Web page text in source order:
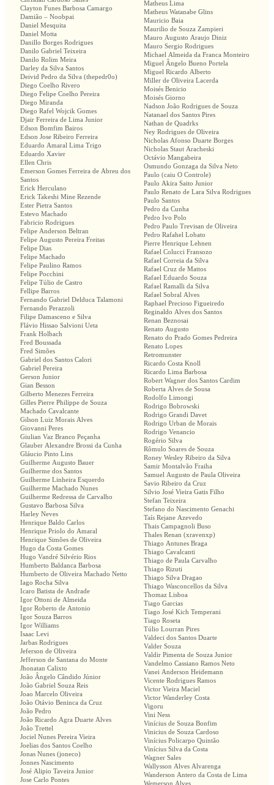
Clayton Funes Barbosa Camargo
Damião – Noobpai
Daniel Mesquita
Daniel Motta
Danillo Borges Rodrigues
Danilo Gabriel Teixeira
Danilo Rolim Meira
Darley da Silva Santos
Deivid Pedro da Silva (thepedr0o)
Diego Coelho Rivero
Diego Felipe Coelho Pereira
Diego Miranda
Diego Rafel Wojcik Gomes
Djair Ferreira de Lima Junior
Edson Bomfim Bairos
Edson Jose Ribeiro Ferreira
Eduardo Amaral Lima Trigo
Eduardo Xavier
Ellen Chris
Emerson Gomes Ferreira de Abreu dos
Santos
Erick Herculano
Erick Takeshi Mine Rezende
Ester Pietra Santos
Estevo Machado
Fabricio Rodrigues
Felipe Anderson Beltran
Felipe Augusto Pereira Freitas
Felipe Dias
Felipe Machado
Felipe Paulino Ramos
Felipe Pocchini
Felipe Túlio de Castro
Fellipe Barros
Fernando Gabriel Delduca Talamoni
Fernando Perazzoli
Filipe Damasceno e Silva
Flávio Hissao Salvioni Ueta
Frank Holbach
Fred Boussada
Fred Simões
Gabriel dos Santos Calori
Gabriel Pereira
Gerson Junior
Gian Besson
Gilberto Menezes Ferreira
Gilles Pierre Philippe de Souza
Machado Cavalcante
Gilson Luiz Morais Alves
Giovanni Peres
Giulian Vaz Branco Peçanha
Glauber Alexandre Brossi da Cunha
Gláucio Pinto Lins
Guilherme Augusto Bauer
Guilherme dos Santos
Guilherme Linheira Esquerdo
Guilherme Machado Nunes
Guilherme Redressa de Carvalho
Gustavo Barbosa Silva
Harley Neves
Henrique Baldo Carlos
Henrique Priolo do Amaral
Henrique Simões de Oliveira
Hugo da Costa Gomes
Hugo Vandré Silvério Rios
Humberto Baldanca Barbosa
Humberto de Oliveira Machado Netto
Iago Rocha Silva
Icaro Batista de Andrade
Igor Ottoni de Almeida
Igor Roberto de Antonio
Igor Souza Barros
Igor Williams
Isaac Levi
Jarbas Rodrigues
Jeferson de Oliveira
Jefferson de Santana do Monte
Jhonatan Calixto
João Ângelo Cândido Júnior
João Gabriel Souza Reis
Joao Marcelo Oliveira
João Otávio Beninca da Cruz
João Pedro
João Ricardo Agra Duarte Alves
João Trettel
Jociel Nunes Pereira Vieira
Joelias dos Santos Coelho
Jonas Nunes (joneco)
Jonnes Nascimento
José Alipio Taveira Junior
Jose Carlo Pontes
Matheus Lima
Matheus Watanabe Glins
Mauricio Baia
Maurilio de Souza Zampieri
Mauro Augusto Araujo Diniz
Mauro Sergio Rodrigues
Michael Almeida da Franca Monteiro
Miguel Ângelo Bueno Portela
Miguel Ricardo Alberto
Miller de Oliveira Lacerda
Moisés Benicio
Moisés Giorno
Nadson João Rodrigues de Souza
Natanael dos Santos Pires
Nathan de Quadrks
Ney Rodrigues de Oliveira
Nicholas Afonso Duarte Borges
Nicholas Staut Aracheski
Octávio Mangabeira
Osmundo Gonzaga da Silva Neto
Paulo (caiu O Controle)
Paulo Akira Saito Junior
Paulo Renato de Lara Silva Rodrigues
Paulo Santos
Pedro da Cunha
Pedro Ivo Polo
Pedro Paulo Trevisan de Oliveira
Pedro Rafahel Lobato
Pierre Henrique Lehnen
Rafael Colucci Fransozo
Rafael Correia da Silva
Rafael Cruz de Mattos
Rafael Eduardo Souza
Rafael Ramalli da Silva
Rafael Sobral Alves
Raphael Precioso Figueiredo
Reginaldo Alves dos Santos
Renan Beznosai
Renato Augusto
Renato do Prado Gomes Pedreira
Renato Lopes
Retromunster
Ricardo Costa Knoll
Ricardo Lima Barbosa
Robert Wagner dos Santos Cardim
Roberta Alves de Sousa
Rodolfo Limongi
Rodrigo Bobrowski
Rodrigo Grandi Davet
Rodrigo Urban de Morais
Rodrigo Venancio
Rogério Silva
Rômulo Soares de Souza
Roney Wesley Ribeiro da Silva
Samir Montalvão Fraiha
Samuel Augusto de Paula Oliveira
Savio Ribeiro da Cruz
Silvio José Vieira Gatis Filho
Stefan Teixeira
Stefano do Nascimento Genachi
Taís Rejane Azevedo
Thais Campagnoli Buso
Thales Renan (xravenxp)
Thiago Antunes Braga
Thiago Cavalcanti
Thiago de Paula Carvalho
Thiago Rizuti
Thiago Silva Dragao
Thiago Wasconcellos da Silva
Thomaz Lisboa
Tiago Garcias
Tiago José Kich Temperani
Tiago Roseta
Túlio Lourran Pires
Valdeci dos Santos Duarte
Valder Souza
Valdir Pimenta de Souza Junior
Vandelmo Cassiano Ramos Neto
Vanei Anderson Heidemann
Vicente Rodrigues Ramos
Victor Vieira Maciel
Victor Wanderley Costa
Vigoru
Vini Ness
Vinícius de Souza Bonfim
Vinicius de Souza Cardoso
Vinícius Policarpo Quintão
Vinícius Silva da Costa
Wagner Sales
Wallysson Alves Alvarenga
Wanderson Antero da Costa de Lima
Wemerson Alves